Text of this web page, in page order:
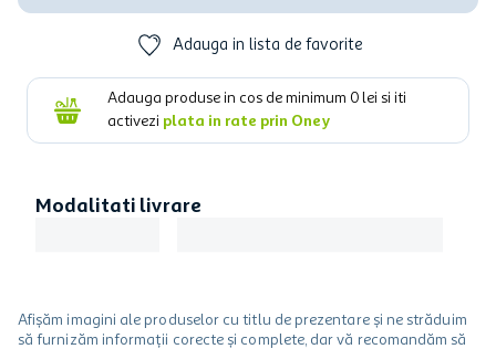
Adauga in lista de favorite
Adauga produse in cos de minimum 0 lei si iti
activezi plata in rate prin Oney
Modalitati livrare
Afișăm imagini ale produselor cu titlu de prezentare și ne străduim
să furnizăm informații corecte și complete, dar vă recomandăm să